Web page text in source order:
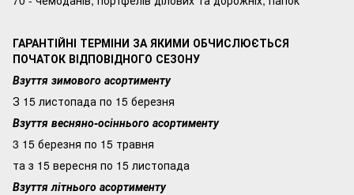
ГАРАНТІЙНІ ТЕРМІНИ ЗА ЯКИМИ ОБЧИСЛЮЄТЬСЯ
ПОЧАТОК ВІДПОВІДНОГО СЕЗОНУ
Взуття зимового асортименту
З 15 листопада по 15 березня
Взуття весняно-осіннього асортименту
3 15 березня по 15 травня
та з 15 вересня по 15 листопада
Взуття літнього асортименту